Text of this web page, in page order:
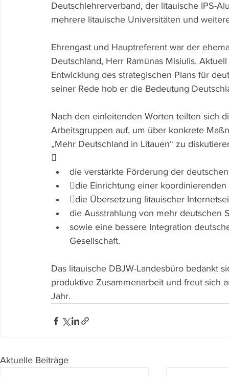
Deutschlehrerverband, der litauische IPS-
mehrere litauische Universitäten und
Ehrengast und Hauptreferent war der
Deutschland, Herr Ramūnas Misiulis.
Entwicklung des strategischen Plans für
seiner Rede hob er die Bedeutung
Nach den einleitenden Worten teilten sich
Arbeitsgruppen auf, um über konkrete
„Mehr Deutschland in Litauen“ zu

die verstärkte Förderung der
die Einrichtung einer
die Übersetzung litauischer
die Ausstrahlung von mehr deutschen
sowie eine bessere Integration
Gesellschaft.
Das litauische DBJW-Landesbüro bedankt
produktive Zusammenarbeit und freut sich
Jahr.
Aktuelle Beiträge